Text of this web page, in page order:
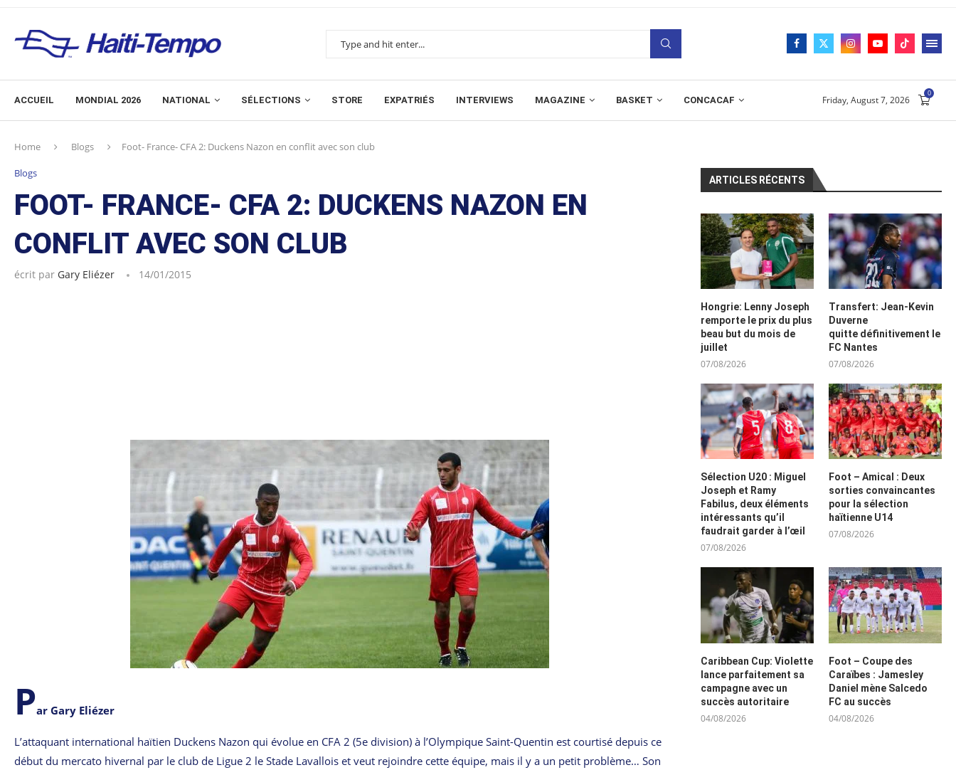
ACCUEIL MONDIAL 2026 NATIONAL SÉLECTIONS STORE EXPATRIÉS INTERVIEWS MAGAZINE BASKET CONCACAF Friday, August 7, 2026
0
Home Blogs Foot- France- CFA 2: Duckens Nazon en conflit avec son club
Blogs
FOOT- FRANCE- CFA 2: DUCKENS NAZON EN
CONFLIT AVEC SON CLUB
écrit par Gary Eliézer 14/01/2015
Par Gary Eliézer
L’attaquant international haïtien Duckens Nazon qui évolue en CFA 2 (5e division) à l’Olympique Saint-Quentin est courtisé depuis ce
début du mercato hivernal par le club de Ligue 2 le Stade Lavallois et veut rejoindre cette équipe, mais il y a un petit problème… Son
ARTICLES RÉCENTS
Hongrie: Lenny Joseph
remporte le prix du plus
beau but du mois de
juillet
07/08/2026
Transfert: Jean-Kevin
Duverne
quitte définitivement le
FC Nantes
07/08/2026
Sélection U20 : Miguel
Joseph et Ramy
Fabilus, deux éléments
intéressants qu’il
faudrait garder à l’œil
07/08/2026
Foot – Amical : Deux
sorties convaincantes
pour la sélection
haïtienne U14
07/08/2026
Caribbean Cup: Violette
lance parfaitement sa
campagne avec un
succès autoritaire
04/08/2026
Foot – Coupe des
Caraïbes : Jamesley
Daniel mène Salcedo
FC au succès
04/08/2026